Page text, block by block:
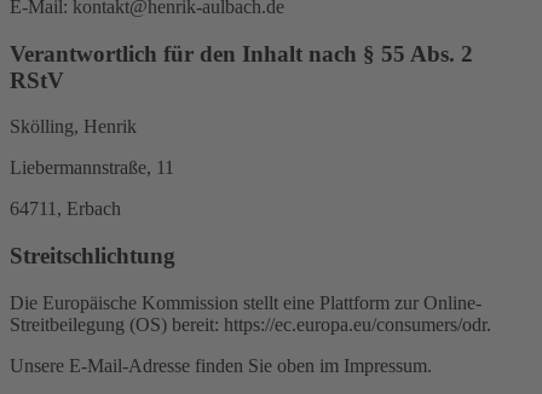
E-Mail: kontakt@henrik-aulbach.de
Verantwortlich für den Inhalt nach § 55 Abs. 2
RStV
Skölling, Henrik
Liebermannstraße, 11
64711, Erbach
Streitschlichtung
Die Europäische Kommission stellt eine Plattform zur Online-
Streitbeilegung (OS) bereit: https://ec.europa.eu/consumers/odr.
Unsere E-Mail-Adresse finden Sie oben im Impressum.